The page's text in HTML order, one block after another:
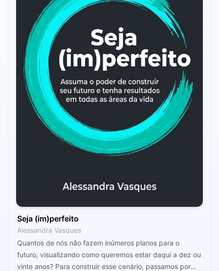
Seja (im)perfeito
Alessandra Vasques
Quantos de nós não fazem inúmeros planos para o
futuro, visualizando como queremos estar daqui a dez ou
vinte anos? Para construir esse cenário, passamos por